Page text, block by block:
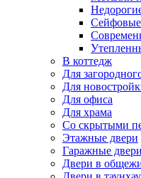
Сейфовые
В коттедж
Для
Для
Для офиса
Для храма
Со скрытыми
Этажные двери
Гаражные двери
Двери в